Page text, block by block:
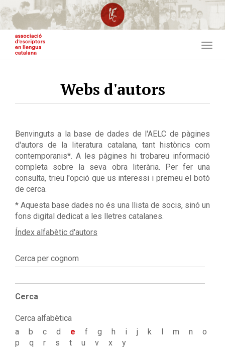
Vés
al
contingut
Webs d'autors
Benvinguts a la base de dades de l'AELC de pàgines
d'autors de la literatura catalana, tant històrics com
contemporanis*. A les pàgines hi trobareu informació
completa sobre la seva obra literària. Per fer una
consulta, trieu l'opció que us interessi i premeu el botó
de cerca.
* Aquesta base dades no és una llista de socis, sinó un
fons digital dedicat a les lletres catalanes.
Índex alfabètic d'autors
Cerca per cognom
Cerca
Cerca alfabètica
a
b c d e f g h i j k l m n
o
p
q r s t u v x y